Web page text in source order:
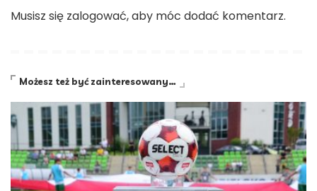
Musisz się zalogować, aby móc dodać komentarz.
Możesz też być zainteresowany…